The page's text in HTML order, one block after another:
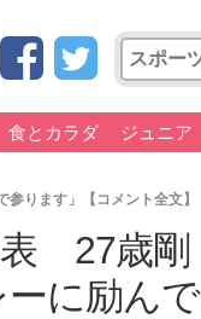
食とカラダ ジュニア
ります」【コメント全文】
表 27歳剛
に励んで